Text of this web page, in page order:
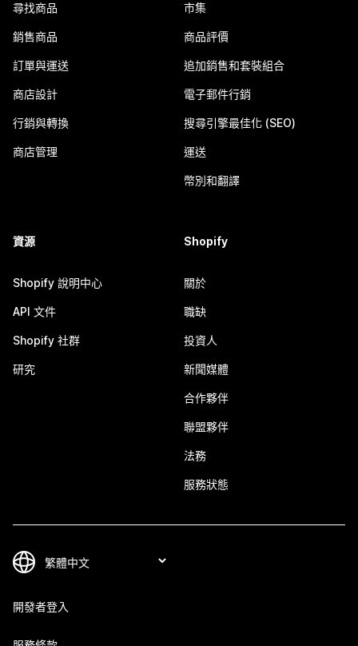
尋找商品
銷售商品
訂單與運送
商店設計
行銷與轉換
商店管理
市集
商品評價
追加銷售和套裝組合
電子郵件行銷
搜尋引擎最佳化 (SEO)
運送
幣別和翻譯
資源
Shopify 說明中心
API 文件
Shopify 社群
研究
Shopify
關於
職缺
投資人
新聞媒體
合作夥伴
聯盟夥伴
法務
服務狀態
開發者登入